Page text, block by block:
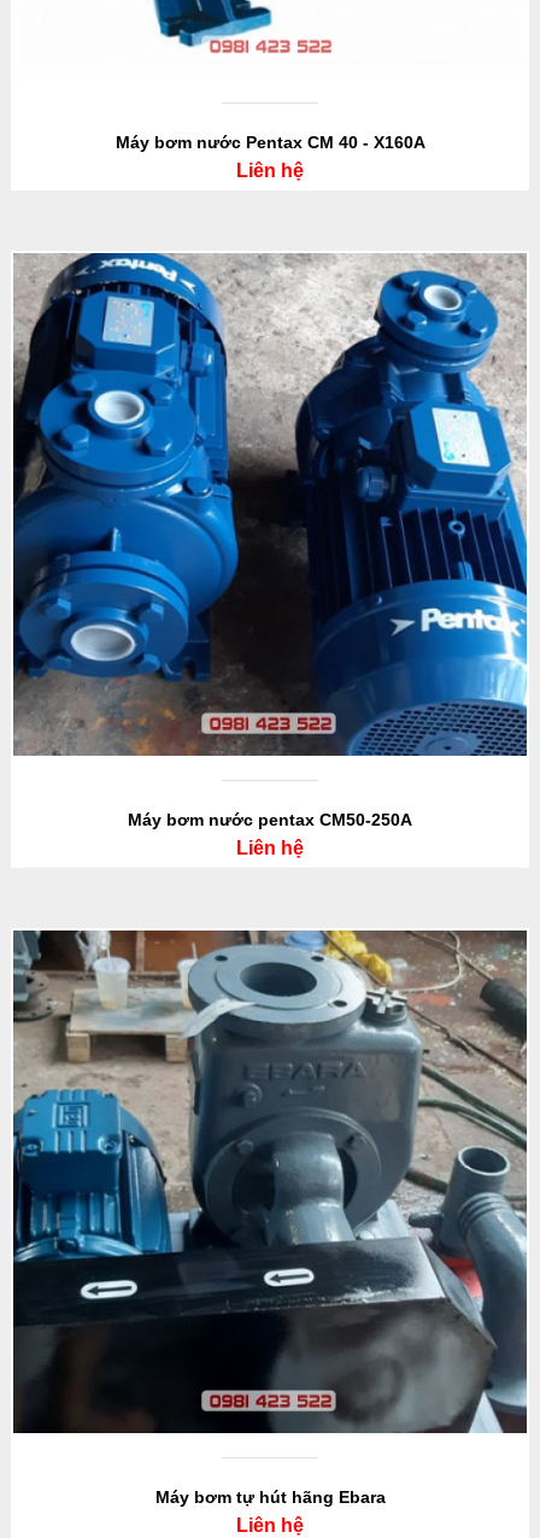
Máy bơm nước Pentax CM 40 - X160A
Liên hệ
Máy bơm nước pentax CM50-250A
Liên hệ
Máy bơm tự hút hãng Ebara
Liên hệ